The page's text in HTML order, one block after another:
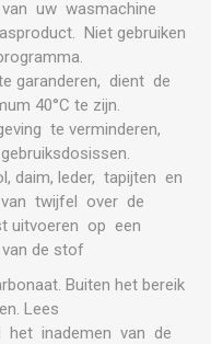
uw wasmachine
Niet gebruiken
garanderen, dient de
40°C te zijn.
te verminderen,
daim, leder, tapijten en
twijfel over de
uitvoeren op een
de stof
Buiten het bereik
Lees
het inademen van de